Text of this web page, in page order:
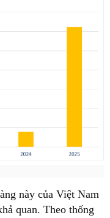
này của Việt Nam
quan. Theo thống